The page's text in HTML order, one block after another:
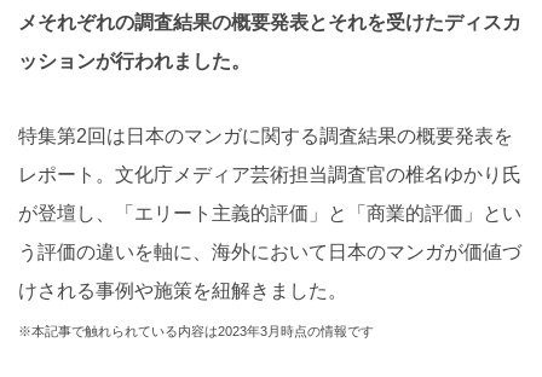
メそれぞれの調査結果の概要発表とそれを受けたディスカ
ッションが行われました。
特集第2回は日本のマンガに関する調査結果の概要発表を
レポート。文化庁メディア芸術担当調査官の椎名ゆかり氏
が登壇し、「エリート主義的評価」と「商業的評価」とい
う評価の違いを軸に、海外において日本のマンガが価値づ
けされる事例や施策を紐解きました。
※本記事で触れられている内容は2023年3月時点の情報です